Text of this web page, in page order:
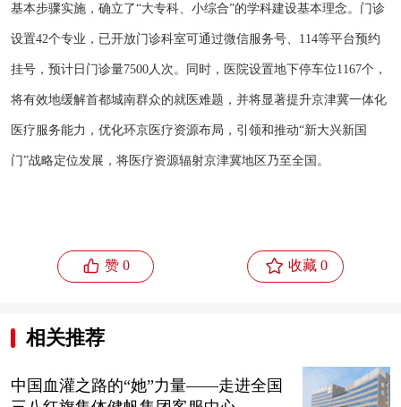
基本步骤实施，确立了“大专科、小综合”的学科建设基本理念。门诊
设置42个专业，已开放门诊科室可通过微信服务号、114等平台预约
挂号，预计日门诊量7500人次。同时，医院设置地下停车位1167个，
将有效地缓解首都城南群众的就医难题，并将显著提升京津冀一体化
医疗服务能力，优化环京医疗资源布局，引领和推动“新大兴新国
门”战略定位发展，将医疗资源辐射京津冀地区乃至全国。
 赞 0  收藏 0
相关推荐
中国血灌之路的“她”力量——走进全国